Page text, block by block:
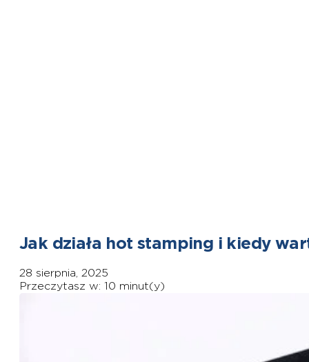
Jak działa hot stamping i kiedy
28 sierpnia, 2025
Przeczytasz w: 10 minut(y)